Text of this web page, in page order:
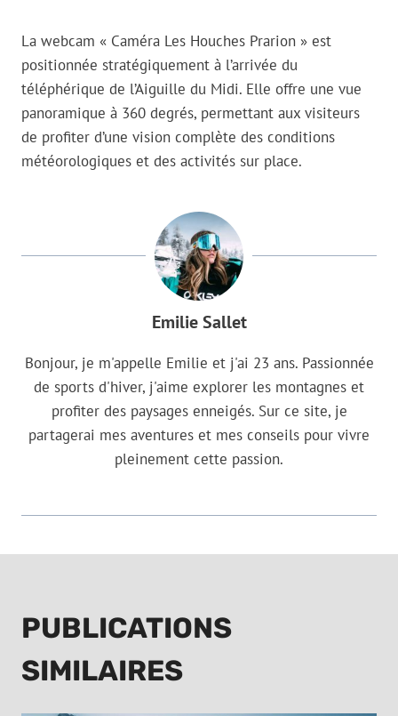
La webcam « Caméra Les Houches Prarion » est
positionnée stratégiquement à l’arrivée du
téléphérique de l’Aiguille du Midi. Elle offre une vue
panoramique à 360 degrés, permettant aux visiteurs
de profiter d’une vision complète des conditions
météorologiques et des activités sur place.
Emilie Sallet
Bonjour, je m'appelle Emilie et j'ai 23 ans. Passionnée
de sports d'hiver, j'aime explorer les montagnes et
profiter des paysages enneigés. Sur ce site, je
partagerai mes aventures et mes conseils pour vivre
pleinement cette passion.
PUBLICATIONS
SIMILAIRES